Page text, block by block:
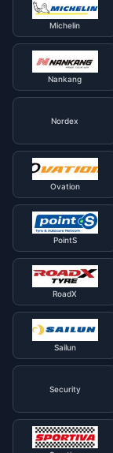
Michelin
Nankang
Nordex
Ovation
PointS
RoadX
Sailun
Security